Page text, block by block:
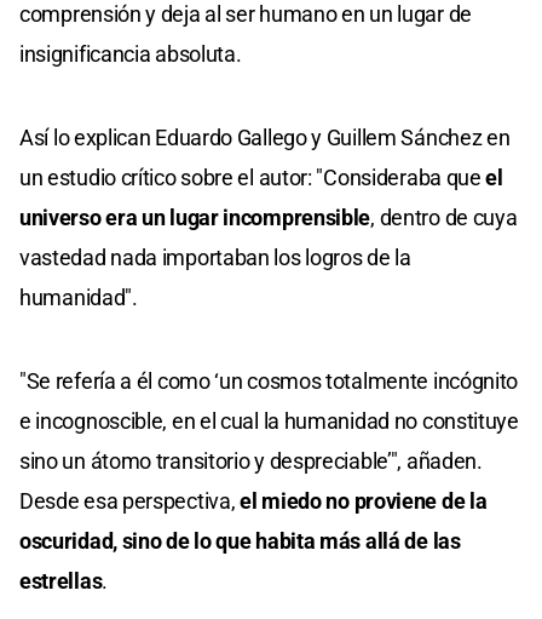
comprensión y deja al ser humano en un lugar de
insignificancia absoluta.
Así lo explican Eduardo Gallego y Guillem Sánchez en
un estudio crítico sobre el autor: "Consideraba queel
universo era un lugar incomprensible, dentro de cuya
vastedad nada importaban los logros de la
humanidad".
"Se refería a él como ‘un cosmos totalmente incógnito
e incognoscible, en el cual la humanidad no constituye
sino un átomo transitorio y despreciable’", añaden.
Desde esa perspectiva,el miedo no proviene de la
oscuridad, sino de lo que habita más allá de las
estrellas.